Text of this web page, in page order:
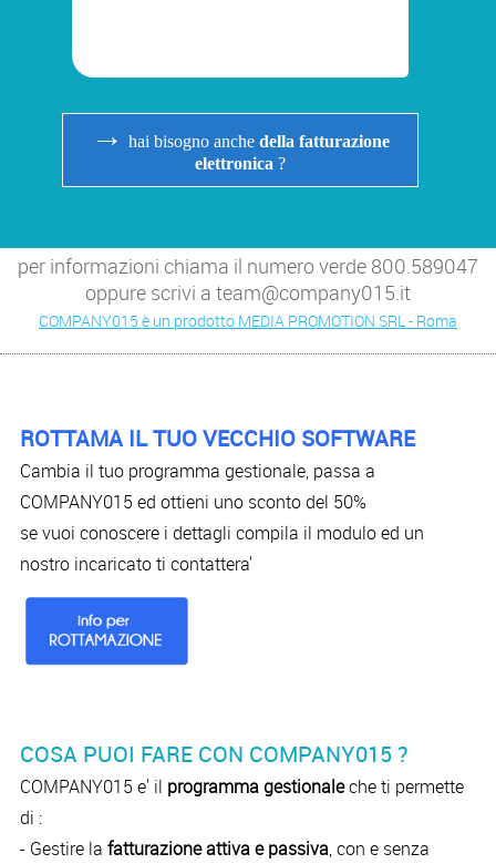
→ hai bisogno anche della fatturazione
elettronica ?
per informazioni chiama il numero verde 800.589047
oppure scrivi a team@company015.it
COMPANY015 è un prodotto MEDIA PROMOTION SRL - Roma
ROTTAMA IL TUO VECCHIO SOFTWARE
Cambia il tuo programma gestionale, passa a
COMPANY015 ed ottieni uno sconto del 50%
se vuoi conoscere i dettagli compila il modulo ed un
nostro incaricato ti contattera'
COSA PUOI FARE CON COMPANY015 ?
COMPANY015 e' il programma gestionaleche ti permette
di :
- Gestire la fatturazione attiva e passiva, con e senza